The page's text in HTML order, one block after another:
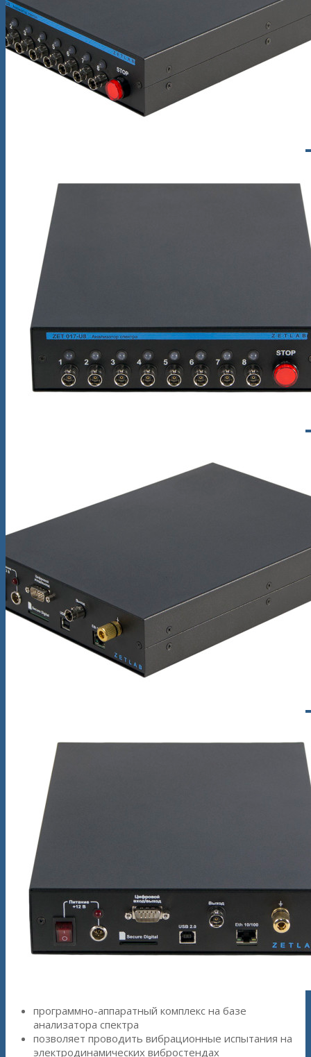
программно-аппаратный комплекс на базе
анализатора спектра
позволяет проводить вибрационные испытания на
электродинамических вибростендах